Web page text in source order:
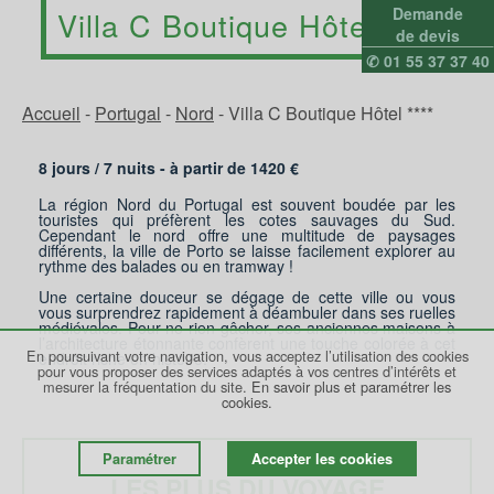
Demande
de devis
✆ 01 55 37 37 40
Villa C Boutique Hôtel ****
Accueil - Portugal - Nord -Villa C Boutique Hôtel ****
8 jours / 7 nuits - à partir de 1420 €
La région Nord du Portugal est souvent boudée par les
touristes qui préfèrent les cotes sauvages du Sud.
Cependant le nord offre une multitude de paysages
différents, la ville de Porto se laisse facilement explorer au
rythme des balades ou en tramway !
Une certaine douceur se dégage de cette ville ou vous
vous surprendrez rapidement à déambuler dans ses ruelles
médiévales. Pour ne rien gâcher, ses anciennes maisons à
endroit riche en histoire.
En poursuivant votre navigation, vous acceptez l’utilisation des cookies
pour vous proposer des services adaptés à vos centres d’intérêts et
mesurer la fréquentation du site. En savoir plus et paramétrer les
cookies.
Paramétrer Accepter les cookies